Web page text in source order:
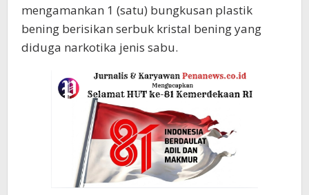
mengamankan 1 (satu) bungkusan plastik
bening berisikan serbuk kristal bening yang
diduga narkotika jenis sabu.